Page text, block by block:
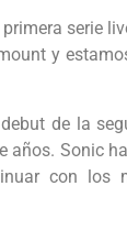
serie
y
de la
años. Sonic
con los